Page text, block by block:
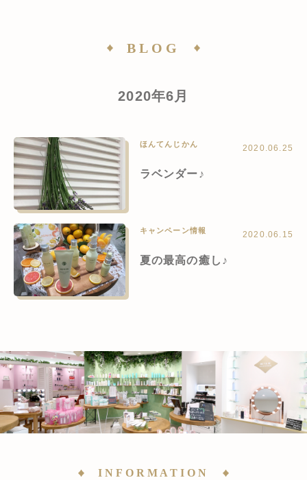
BLOG
2020年6月
ほんてんじかん 2020.06.25
ラベンダー♪
キャンペーン情報 2020.06.15
夏の最高の癒し♪
INFORMATION